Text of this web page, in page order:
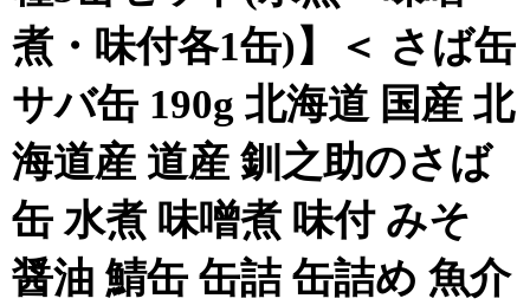
煮・味付各1缶)】＜ さば缶
サバ缶 190g 北海道 国産 北
海道産 道産 釧之助のさば
缶 水煮 味噌煮 味付 みそ
醤油 鯖缶 缶詰 缶詰め 魚介